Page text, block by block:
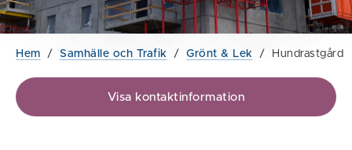
Hem / Samhälle och Trafik / Grönt & Lek / Hundrastgård
Visa kontaktinformation